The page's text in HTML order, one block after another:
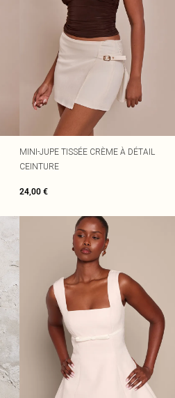
MINI-JUPE TISSÉE CRÈME À DÉTAIL
CEINTURE
24,00 €